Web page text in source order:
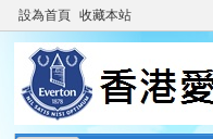
設為首頁 收藏本站